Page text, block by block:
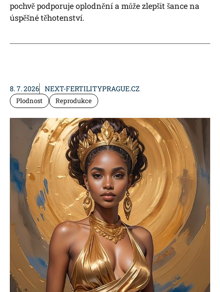
pochvě podporuje oplodnění a může zlepšit šance na
úspěšné těhotenství.
8. 7. 2026 NEXT-FERTILITYPRAGUE.CZ
Plodnost Reprodukce